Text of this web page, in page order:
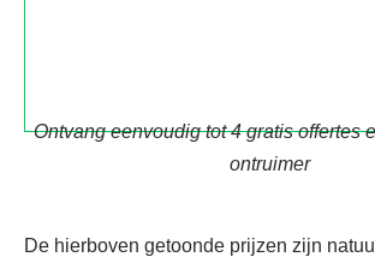
Ontvang eenvoudig tot 4 gratis offertes
ontruimer
De hierboven getoonde prijzen zijn